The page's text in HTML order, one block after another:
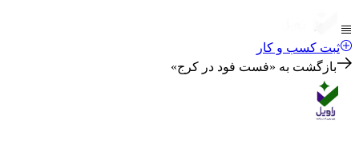
ثبت کسب و کار
بازگشت به «فست فود در کرج»